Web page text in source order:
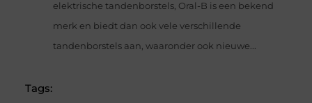
elektrische tandenborstels, Oral-B is een bekend
merk en biedt dan ook vele verschillende
tandenborstels aan, waaronder ook nieuwe...
Tags: